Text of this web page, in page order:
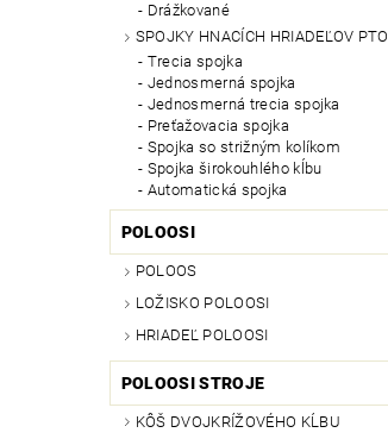
Drážkované
SPOJKY HNACÍCH HRIADEĽOV PTO
Trecia spojka
Jednosmerná spojka
Jednosmerná trecia spojka
Preťažovacia spojka
Spojka so strižným kolíkom
Spojka širokouhlého kĺbu
Automatická spojka
POLOOSI
POLOOS
LOŽISKO POLOOSI
HRIADEĽ POLOOSI
POLOOSI STROJE
KÔŠ DVOJKRÍŽOVÉHO KĹBU